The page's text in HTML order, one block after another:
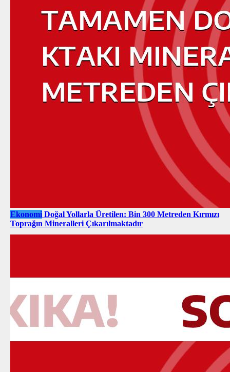
Ekonomi Doğal Yollarla Üretilen: Bin 300 Metreden Kırmızı
Toprağın Mineralleri Çıkarılmaktadır